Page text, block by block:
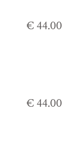
€ 44.00
€ 44.00